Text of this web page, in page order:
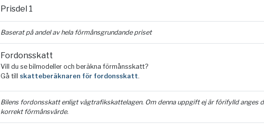
Prisdel 1
Baserat på andel av hela förmånsgrundande priset
Fordonsskatt
Vill du se bilmodeller och beräkna förmånsskatt?
Gå till skatteberäknaren för fordonsskatt.
Bilens fordonsskatt enligt vägtrafikskattelagen. Om denna uppgift ej är förifylld anges
korrekt förmånsvärde.